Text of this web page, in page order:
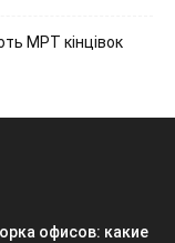
МРТ кінцівок
офисов: какие